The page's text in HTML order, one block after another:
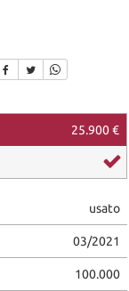
25.900 €
usato
03/2021
100.000